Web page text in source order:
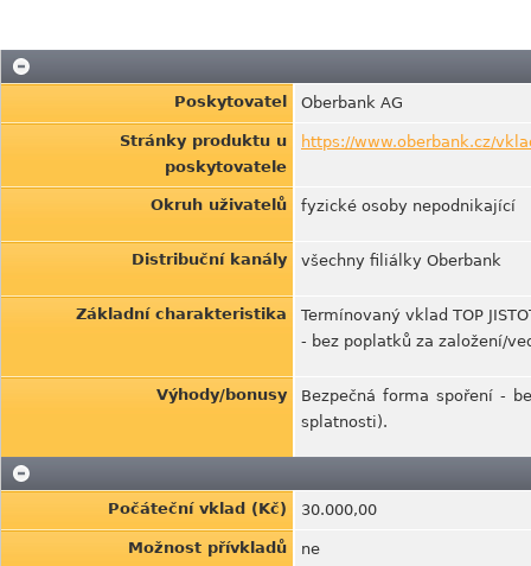
Poskytovatel Oberbank AG
Stránky produktu u
poskytovatele
https://www.oberbank.cz/
Okruh uživatelů fyzické osoby nepodnikající
Distribuční kanály všechny filiálky Oberbank
Základní charakteristika
Termínovaný vklad TOP
- bez poplatků za založení/
Výhody/bonusy
Bezpečná forma spoření -
splatnosti).
Počáteční vklad (Kč) 30.000,00
Možnost přívkladů ne